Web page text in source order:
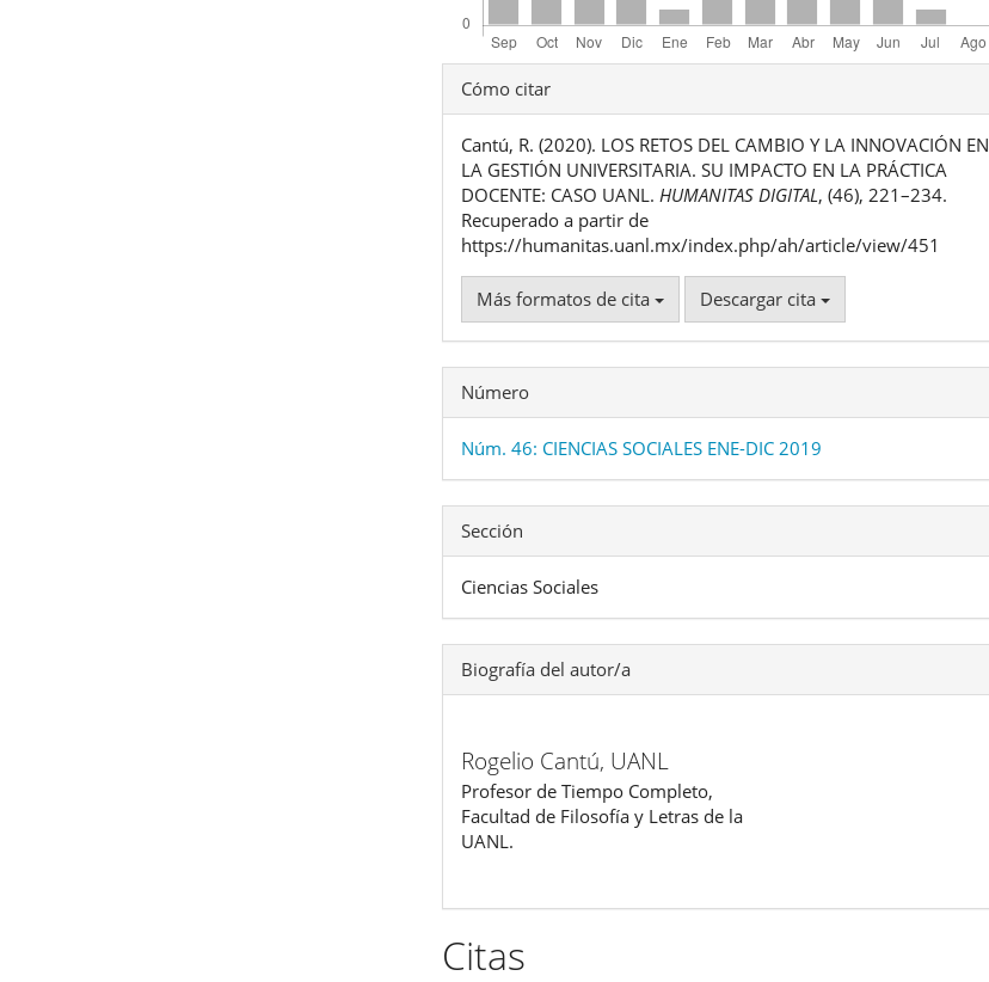
Detalles
del
artículo
Cómo citar
Cantú, R. (2020). LOS RETOS DEL CAMBIO Y LA INNOVACIÓN EN
LA GESTIÓN UNIVERSITARIA. SU IMPACTO EN LA PRÁCTICA
DOCENTE: CASO UANL. HUMANITAS DIGITAL, (46), 221–234.
Recuperado a partir de
https://humanitas.uanl.mx/index.php/ah/article/view/451
Más formatos de cita Descargar cita
Número
Núm. 46: CIENCIAS SOCIALES ENE-DIC 2019
Sección
Ciencias Sociales
Biografía del autor/a
Rogelio Cantú, UANL
Profesor de Tiempo Completo,
Facultad de Filosofía y Letras de la
UANL.
Citas